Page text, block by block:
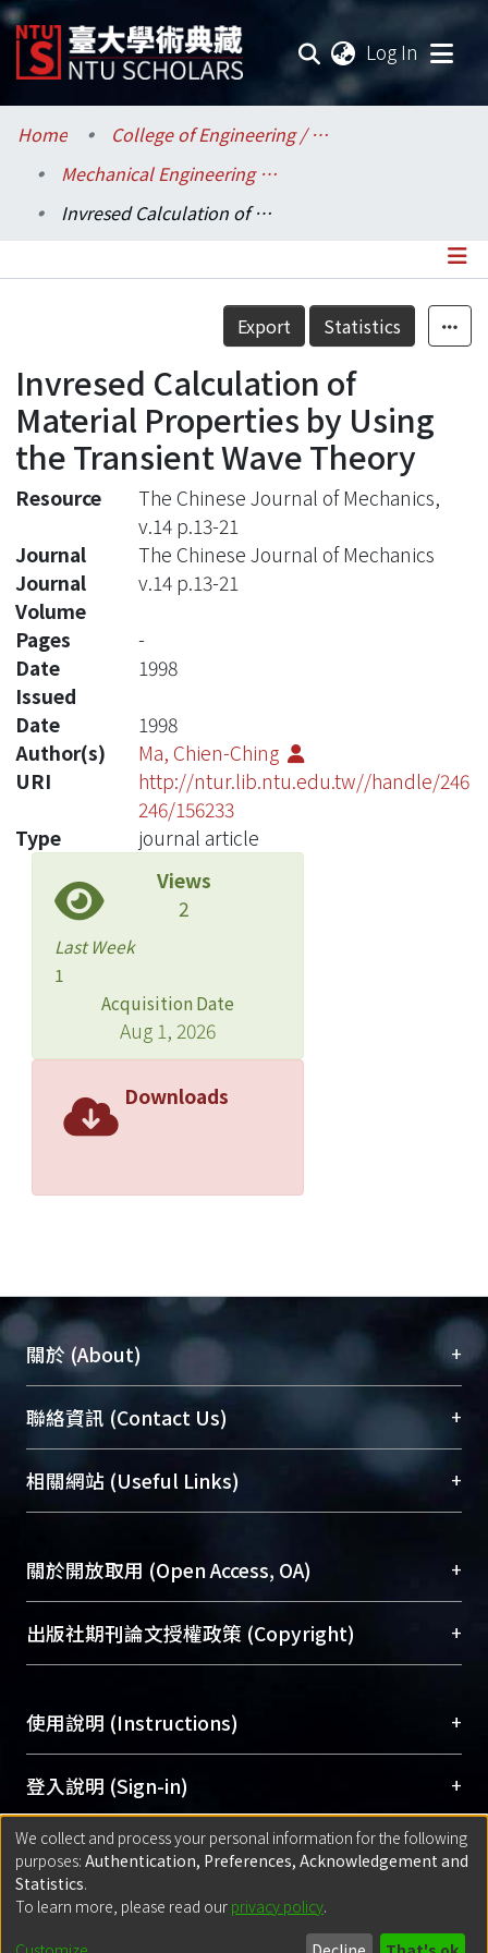
Log In
Communities & Collections
Research Outputs
Statistics
Home
College of Engineering / 工學院
Mechanical Engineering / 機械工程學系
Invresed Calculation of Material Properties by Using the Transient Wave Theory
Details
Export Statistics
Invresed Calculation of
Material Properties by Using
the Transient Wave Theory
Resource
The Chinese Journal of Mechanics,
v.14 p.13-21
Journal
The Chinese Journal of Mechanics
Journal
Volume
v.14 p.13-21
Pages
-
Date
Issued
1998
Date
1998
Author(s)
Ma, Chien-Ching
URI
http://ntur.lib.ntu.edu.tw//handle/246
246/156233
Type
journal article
Views
2
Last Week
1
Acquisition Date
Aug 1, 2026
Downloads
關於 (About) +
臺大位居世界頂尖大學之列，為永久珍藏及向國際
展現本校豐碩的研究成果及學術能量，圖書館整合
機構典藏（NTUR）與學術庫（AH）不同功能平
台，成為臺大學術典藏NTU scholars。期能整合研
成果。
To permanently archive and promote researcher
profiles and scholarly works, Library integrates the
services of “NTU Repository” with “Academic
聯絡資訊 (Contact Us) +
總館學科館員(Main Library)
醫學圖書館學科館員(Medical Library)
Sciences Library)
相關網站 (Useful Links) +
關於開放取用 (Open Access, OA) +
開放取用是從使用者角度提升資訊取用性的社會運
動，應用在學術研究上是透過將研究著作公開供使
用逐年攀升。同時可加速研究發展、提升研究影響
Archive）平台。 （點選深入了解OA）
出版社期刊論文授權政策 (Copyright) +
含部分內容的版權非匯入者所有，或由第三方贊
助與合作完成，請確認該版權所有者及第三方同
意提供此授權。
Please represent that the submission is your
original work, and that you have the right to
grant the rights to upload.
若欲上傳已出版的全文電子檔，可使用
policy finder
網站查詢，以確認出版單位之版權
使用說明 (Instructions) +
網站簡介(Quickstart Guide)
使用手冊(Instruction Manual)
線上預約服務(Booking Service)
登入說明 (Sign-in) +
方案一：臺灣大學計算機中心帳號登入
(With C&INC Email Account)
方案二：ORCID帳號登入(With ORCID)
匯入著作 (Submission) +
方案一：定期更新ORCID者，以ID匯入
for identifier (ORCID))
Built withDSpace-CRIS software - Extension maintained and optimized
We collect and process your personal information for the following
purposes: Authentication, Preferences, Acknowledgement and
Statistics.
To learn more, please read our privacy policy.